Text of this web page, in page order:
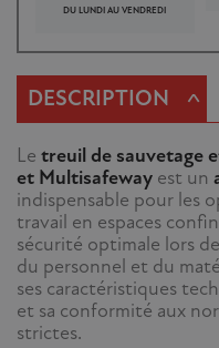
DU LUNDI AU VENDREDI
DESCRIPTION ^
Le treuil de sauvetage
et Multisafeway est un
indispensable pour les
travail en espaces
sécurité optimale lors
du personnel et du
ses caractéristiques
et sa conformité aux
strictes.